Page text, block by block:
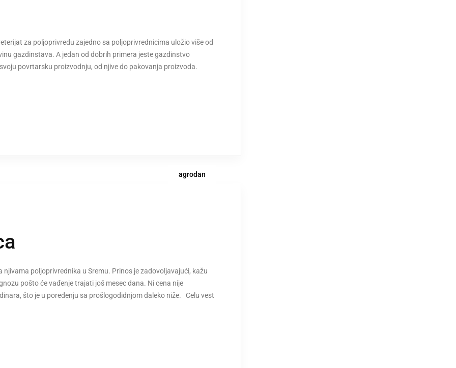
za poljoprivredu zajedno sa poljoprivrednicima uložio više od
gazdinstava. A jedan od dobrih primera jeste gazdinstvo
povrtarsku proizvodnju, od njive do pakovanja proizvoda.
agrodan
poljoprivrednika u Sremu. Prinos je zadovoljavajući, kažu
pošto će vađenje trajati još mesec dana. Ni cena nije
što je u poređenju sa prošlogodiđnjom daleko niže. Celu vest